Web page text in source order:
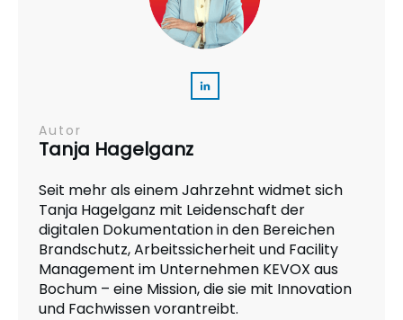
Autor
Tanja Hagelganz
Seit mehr als einem Jahrzehnt widmet sich
Tanja Hagelganz mit Leidenschaft der
digitalen Dokumentation in den Bereichen
Brandschutz, Arbeitssicherheit und Facility
Management im Unternehmen KEVOX aus
Bochum – eine Mission, die sie mit Innovation
und Fachwissen vorantreibt.